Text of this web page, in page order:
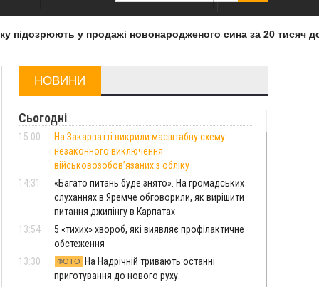
у продажі новонародженого сина за 20 тисяч
НОВИНИ
Сьогодні
15:00
На Закарпатті викрили масштабну схему
незаконного виключення
військовозобов’язаних з обліку
14:31
«Багато питань буде знято». На громадських
слуханнях в Яремче обговорили, як вирішити
питання джипінгу в Карпатах
13:54
5 «тихих» хвороб, які виявляє профілактичне
обстеження
13:30
ФОТО
На Надрічній тривають останні
приготування до нового руху